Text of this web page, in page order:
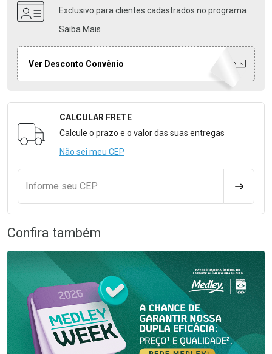
Exclusivo para clientes cadastrados no programa
Saiba Mais
Ver Desconto Convênio
Formulário para Calcular o Frete
CALCULAR FRETE
Calcule o prazo e o valor das suas entregas
Não sei meu CEP
Informe seu CEP
Confira também